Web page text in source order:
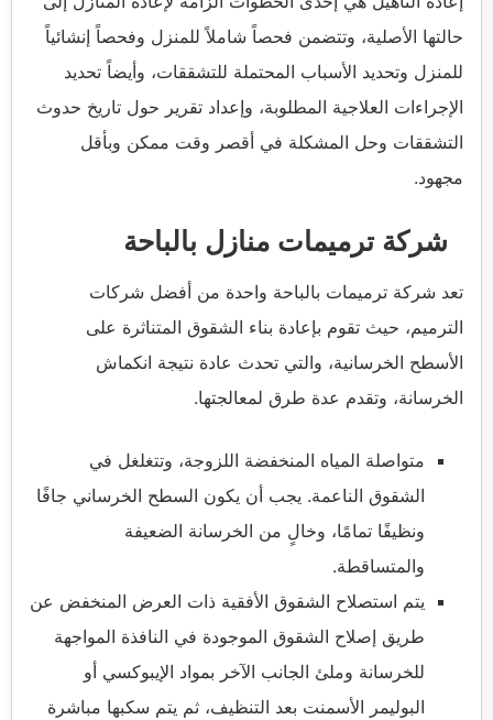
حالتها الأصلية، وتتضمن فحصاً شاملاً للمنزل وفحصاً إنشائياً
للمنزل وتحديد الأسباب المحتملة للتشققات، وأيضاً تحديد
الإجراءات العلاجية المطلوبة، وإعداد تقرير حول تاريخ حدوث
التشققات وحل المشكلة في أقصر وقت ممكن وبأقل
مجهود.
شركة ترميمات منازل بالباحة
تعد شركة ترميمات بالباحة واحدة من أفضل شركات
الترميم، حيث تقوم بإعادة بناء الشقوق المتناثرة على
الأسطح الخرسانية، والتي تحدث عادة نتيجة انكماش
الخرسانة، وتقدم عدة طرق لمعالجتها.
متواصلة المياه المنخفضة اللزوجة، وتتغلغل في
الشقوق الناعمة. يجب أن يكون السطح الخرساني جافًا
ونظيفًا تمامًا، وخالٍ من الخرسانة الضعيفة
والمتساقطة.
يتم استصلاح الشقوق الأفقية ذات العرض المنخفض عن
طريق إصلاح الشقوق الموجودة في النافذة المواجهة
للخرسانة وملئ الجانب الآخر بمواد الإيبوكسي أو
البوليمر الأسمنت بعد التنظيف، ثم يتم سكبها مباشرة